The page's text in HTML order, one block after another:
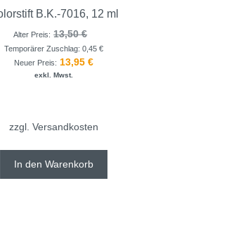
B.K.-7016, 12 ml
Alter Preis: 13,50€
Temporärer Zuschlag:0,45€
Neuer Preis: 13,95€
exkl. Mwst.
zzgl.Versandkosten
In den Warenkorb